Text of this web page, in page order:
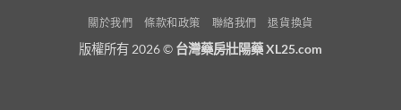
關於我們 條款和政策 聯絡我們 退貨換貨
版權所有 2026 © 台灣藥房壯陽藥 XL25.com